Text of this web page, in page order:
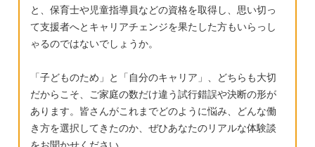
に行かせる親御さんが多いと聞きます。 で
も、私のようにイジメにあったら息子の自尊
心を傷つけてしまうのではないか、みんなに
考えてしまう一方で、普通級に入れたいいう
気持ちも捨てきれない自分がいます。 ボーダ
ーの子は社会的な支援が受けられなかった
り、中学卒業後の進路、就職の問題等、厳し
と、保育士や児童指導員などの資格を取得し、思い切っ
て支援者へとキャリアチェンジを果たした方もいらっし
ゃるのではないでしょうか。
「子どものため」と「自分のキャリア」、どちらも大切
だからこそ、ご家庭の数だけ違う試行錯誤や決断の形が
あります。皆さんがこれまでどのように悩み、どんな働
き方を選択してきたのか、ぜひあなたのリアルな体験談
をお聞かせください。